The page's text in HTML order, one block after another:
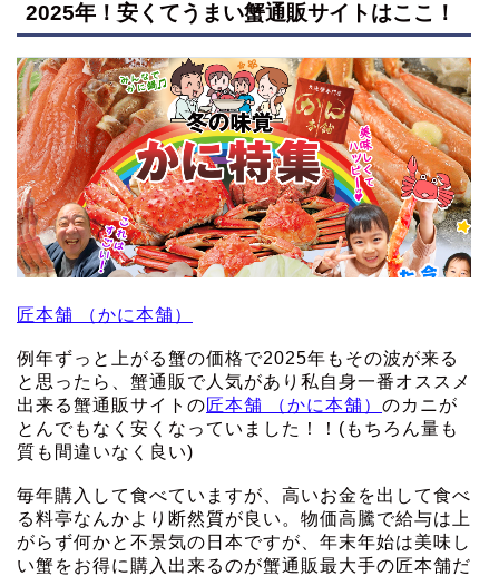
2025年！安くてうまい蟹通販サイトはここ！
匠本舗 （かに本舗）
例年ずっと上がる蟹の価格で2025年もその波が来る
と思ったら、蟹通販で人気があり私自身一番オススメ
出来る蟹通販サイトの匠本舗 （かに本舗） のカニが
とんでもなく安くなっていました！！(もちろん量も
質も間違いなく良い)
毎年購入して食べていますが、高いお金を出して食べ
る料亭なんかより断然質が良い。物価高騰で給与は上
がらず何かと不景気の日本ですが、年末年始は美味し
い蟹をお得に購入出来るのが蟹通販最大手の匠本舗だ